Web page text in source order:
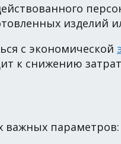
изделий
с экономической
к снижению
важных параметров: